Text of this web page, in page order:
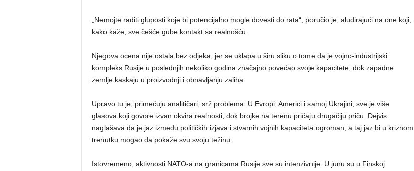
„Nemojte raditi gluposti koje bi potencijalno mogle dovesti do rata“, poručio je, aludirajući na one koji,
kako kaže, sve češće gube kontakt sa realnošću.
Njegova ocena nije ostala bez odjeka, jer se uklapa u širu sliku o tome da je vojno-industrijski
kompleks Rusije u poslednjih nekoliko godina značajno povećao svoje kapacitete, dok zapadne
zemlje kaskaju u proizvodnji i obnavljanju zaliha.
Upravo tu je, primećuju analitičari, srž problema. U Evropi, Americi i samoj Ukrajini, sve je više
glasova koji govore izvan okvira realnosti, dok brojke na terenu pričaju drugačiju priču. Dejvis
naglašava da je jaz između političkih izjava i stvarnih vojnih kapaciteta ogroman, a taj jaz bi u kriznom
trenutku mogao da pokaže svu svoju težinu.
Istovremeno, aktivnosti NATO-a na granicama Rusije sve su intenzivnije. U junu su u Finskoj